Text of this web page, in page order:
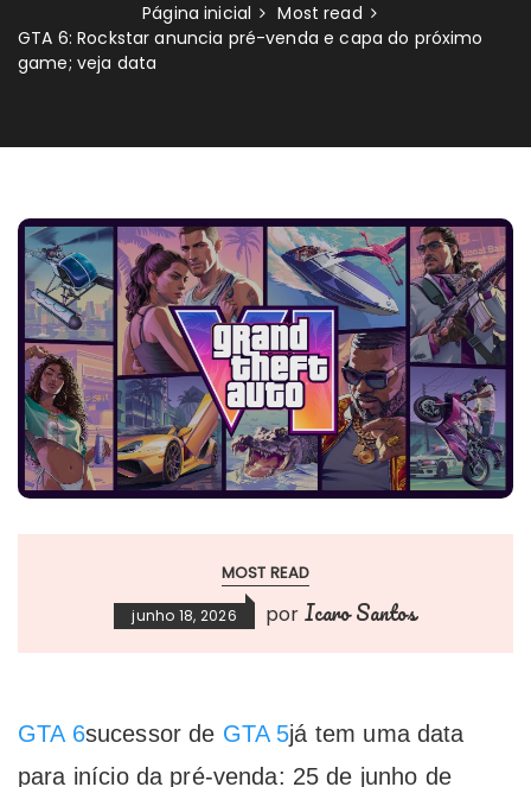
Página inicial
Most read
GTA 6: Rockstar anuncia pré-venda e capa do próximo
game; veja data
MOST READ
junho 18, 2026 por Icaro Santos
GTA 6sucessor de GTA 5já tem uma data
para início da pré-venda: 25 de junho de